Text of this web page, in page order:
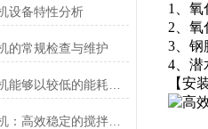
设备特性分析
的常规检查与维护
不锈钢潜水搅拌机：高效稳定的搅拌产品
1、氧
2、氧
3、钢
4、潜
【安